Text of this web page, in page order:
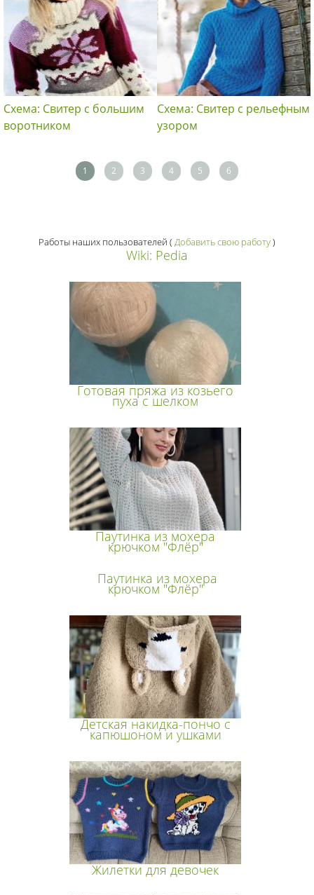
Схема: Свитер с большим
воротником
Схема: Свитер с рельефным
узором
1 2 3 4 5 6
Работы наших пользователей ( Добавить свою работу)
Wiki: Pedia
Готовая пряжа из козьего
пуха с шелком
Паутинка из мохера
крючком "Флёр"
Паутинка из мохера
крючком "Флёр"
Детская накидка-пончо с
капюшоном и ушками
Жилетки для девочек